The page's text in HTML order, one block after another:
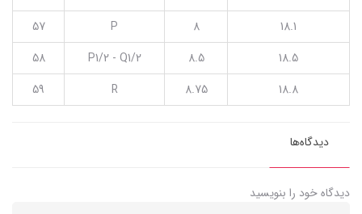
18.1
8
P
57
18.5
8.5
P1/2 - Q1/2
58
18.8
8.75
R
59
دیدگاه‌ها
دیدگاه خود را بنویسید